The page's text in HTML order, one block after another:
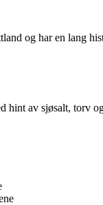
og har en lang
av sjøsalt, torv